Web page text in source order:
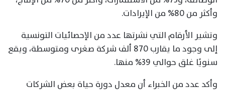
وأكثر من 80% من الإيرادات.
وتشير الأرقام التي نشرتها عدد من الإحصائيات التونسية
إلى وجود ما يقارب 870 ألف شركة صغرى ومتوسطة، ويقع
سنويًا غلق حوالي 39% منها.
وأكد عدد من الخبراء أن معدل دورة حياة بعض الشركات